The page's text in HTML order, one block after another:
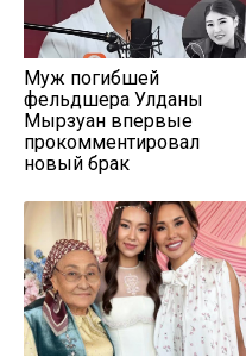
Муж погибшей
фельдшера Улданы
Мырзуан впервые
прокомментировал
новый брак